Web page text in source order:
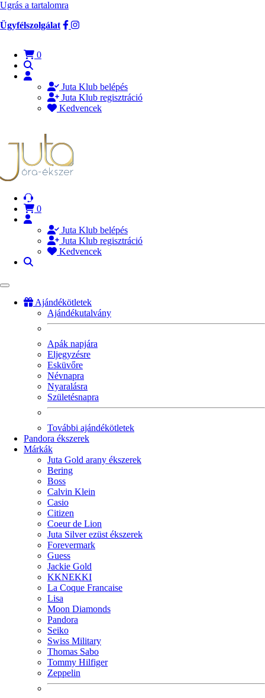
Ugrás a tartalomra
Ügyfélszolgálat
0
Juta Klub belépés
Juta Klub regisztráció
Kedvencek
0
Juta Klub belépés
Juta Klub regisztráció
Kedvencek
Ajándékötletek
Ajándékutalvány
Apák napjára
Eljegyzésre
Esküvőre
Névnapra
Nyaralásra
Születésnapra
További ajándékötletek
Pandora ékszerek
Márkák
Juta Gold arany ékszerek
Bering
Boss
Calvin Klein
Casio
Citizen
Coeur de Lion
Juta Silver ezüst ékszerek
Forevermark
Guess
Jackie Gold
KKNEKKI
La Coque Francaise
Lisa
Moon Diamonds
Pandora
Seiko
Swiss Military
Thomas Sabo
Tommy Hilfiger
Zeppelin